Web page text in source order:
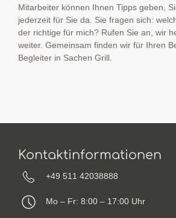
Mitarbeiter können Ihnen Tipps geben,
jederzeit für Sie da. Sie fragen sich:
der richtige für mich? Rufen Sie an, wir
weiter. Gemeinsam finden wir für Ihren
Begleiter in Sachen Grill.
Kontaktinformationen
+49 511 42038888
Mo – Fr: 8:00 – 17:00 Uhr